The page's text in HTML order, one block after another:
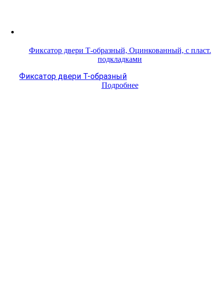
Фиксатор двери Т-образный, Оцинкованный, с пласт.
подкладками
Фиксатор двери Т-образный
Подробнее